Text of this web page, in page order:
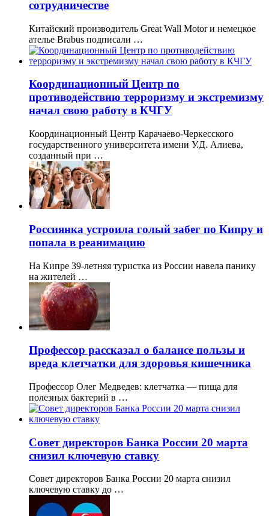
сотрудничестве
Китайский производитель Great Wall Motor и немецкое
ателье Brabus подписали …
Координационный Центр по
противодействию терроризму и экстремизму
начал свою работу в КЧГУ
Координационный Центр Карачаево-Черкесского
государственного университета имени У.Д. Алиева,
созданный при …
Россиянка устроила голый забег по Кипру и
попала в реанимацию
На Кипре 39-летняя туристка из России навела панику
на жителей …
Профессор рассказал о балансе пользы и
вреда клетчатки для здоровья кишечника
Профессор Олег Медведев: клетчатка — пища для
полезных бактерий в …
Совет директоров Банка России 20 марта
снизил ключевую ставку
Совет директоров Банка России 20 марта снизил
ключевую ставку до …